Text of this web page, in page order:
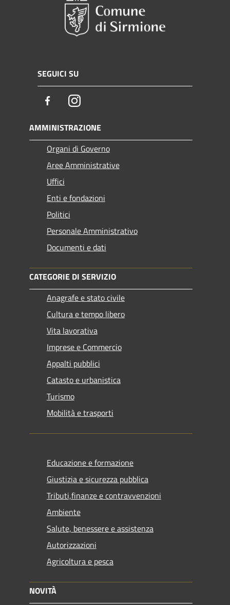
SEGUICI SU
FacebookInstagram
AMMINISTRAZIONE
Organi di Governo
Aree Amministrative
Uffici
Enti e fondazioni
Politici
Personale Amministrativo
Documenti e dati
CATEGORIE DI SERVIZIO
Anagrafe e stato civile
Cultura e tempo libero
Vita lavorativa
Imprese e Commercio
Appalti pubblici
Catasto e urbanistica
Turismo
Mobilità e trasporti
Educazione e formazione
Giustizia e sicurezza pubblica
Tributi,finanze e contravvenzioni
Ambiente
Salute, benessere e assistenza
Autorizzazioni
Agricoltura e pesca
NOVITÀ